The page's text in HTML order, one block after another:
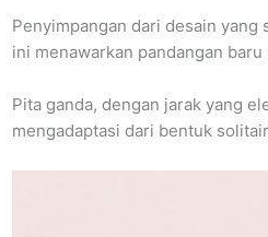
Penyimpangan dari desain
ini menawarkan pandangan
Pita ganda, dengan jarak yang
mengadaptasi dari bentuk